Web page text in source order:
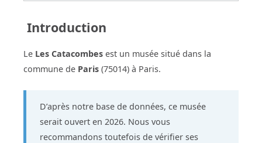
Introduction
Le Les Catacombes est un musée situé dans la
commune de Paris (75014) à Paris.
D’après notre base de données, ce musée
serait ouvert en 2026. Nous vous
recommandons toutefois de vérifier ses